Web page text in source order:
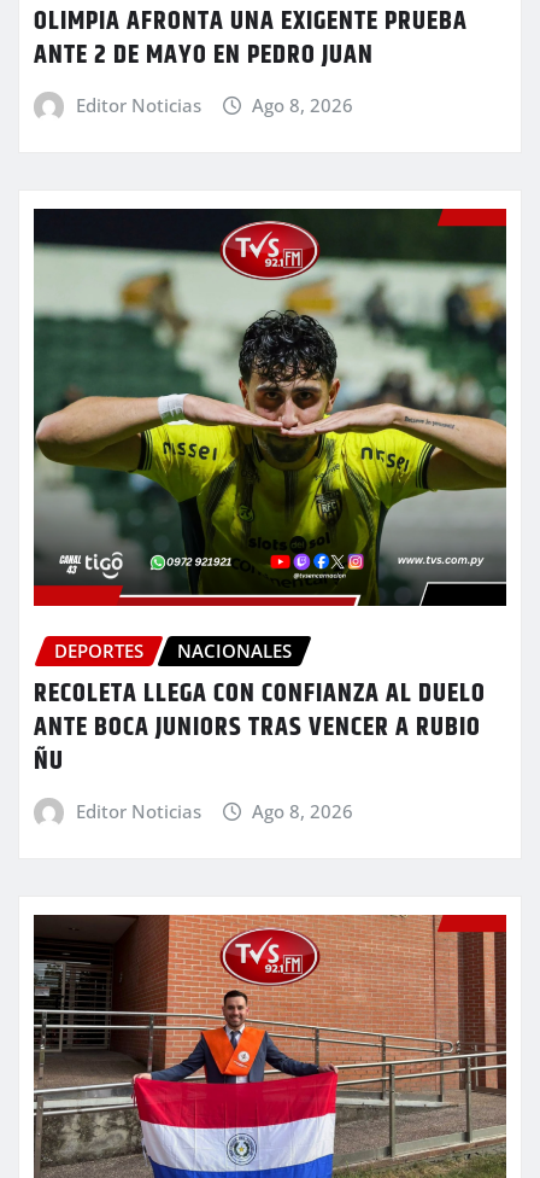
OLIMPIA AFRONTA UNA EXIGENTE PRUEBA
ANTE 2 DE MAYO EN PEDRO JUAN
Editor Noticias Ago 8, 2026
DEPORTES NACIONALES
RECOLETA LLEGA CON CONFIANZA AL DUELO
ANTE BOCA JUNIORS TRAS VENCER A RUBIO
ÑU
Editor Noticias Ago 8, 2026